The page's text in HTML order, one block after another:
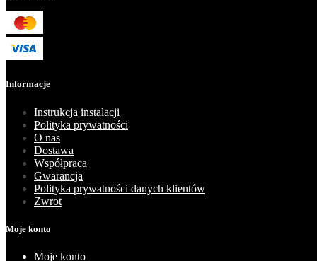
Informacje
Instrukcja instalacji
Polityka prywatności
O nas
Dostawa
Współpraca
Gwarancja
Polityka prywatności danych klientów
Zwrot
Moje konto
Moje konto